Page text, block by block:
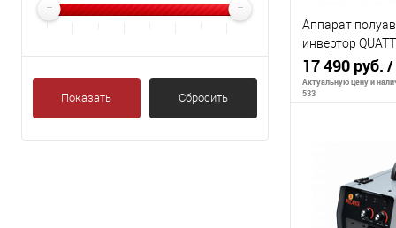
Показать Сбросить
Аппарат
инвертор
Multi Pro 1700
сварки MIG/
17 490 руб. /
Актуальную цену и
533
В
К сравнению